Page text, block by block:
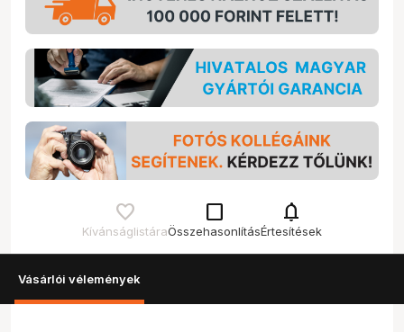
Kívánságlistára
check_box_outline_blank
Összehasonlítás
notifications
Értesítések
Vásárlói vélemények